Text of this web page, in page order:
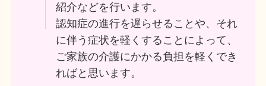
紹介などを行います。
認知症の進行を遅らせることや、それ
に伴う症状を軽くすることによって、
ご家族の介護にかかる負担を軽くでき
ればと思います。